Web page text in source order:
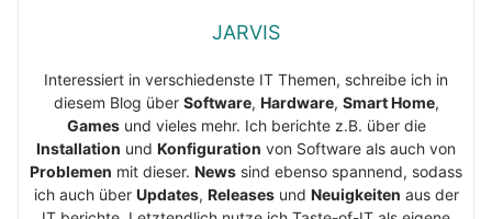
JARVIS
Interessiert in verschiedenste IT Themen, schreibe ich in
diesem Blog über Software, Hardware, Smart Home,
Gamesund vieles mehr. Ich berichte z.B. über die
Installation und Konfiguration von Software als auch von
Problemen mit dieser. News sind ebenso spannend, sodass
ich auch über Updates, Releasesund Neuigkeiten aus der